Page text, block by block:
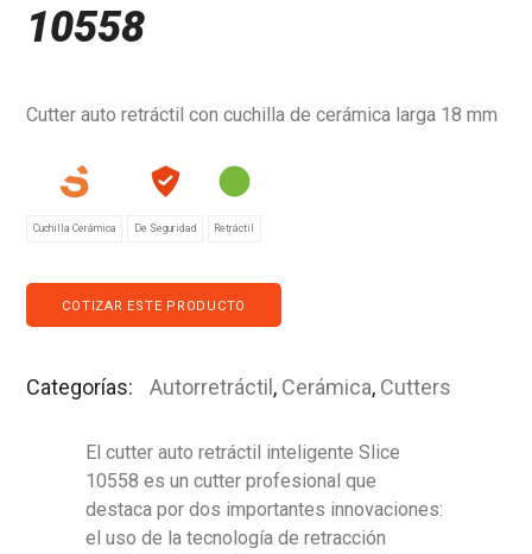
10558
Cutter auto retráctil con cuchilla de cerámica larga 18 mm
Cuchilla Cerámica De Seguridad Retráctil
COTIZAR ESTE PRODUCTO
Categorías: Autorretráctil , Cerámica, Cutters
El cutter auto retráctil inteligente Slice
10558 es un cutter profesional que
destaca por dos importantes innovaciones:
el uso de la tecnología de retracción